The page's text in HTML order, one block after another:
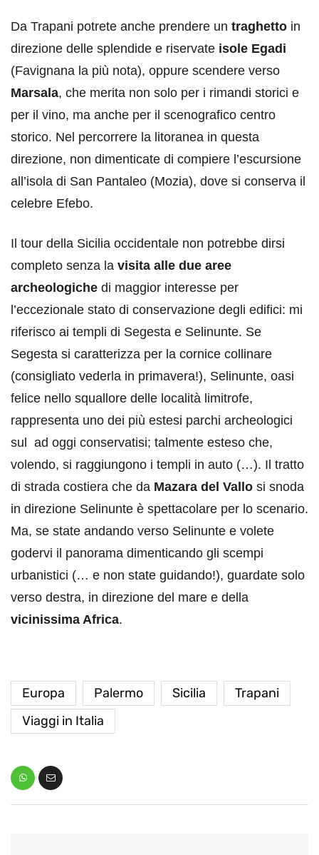
Da Trapani potrete anche prendere un traghetto in
direzione delle splendide e riservate isole Egadi
(Favignana la più nota), oppure scendere verso
Marsala, che merita non solo per i rimandi storici e
per il vino, ma anche per il scenografico centro
storico. Nel percorrere la litoranea in questa
direzione, non dimenticate di compiere l’escursione
all’isola di San Pantaleo (Mozia), dove si conserva il
celebre Efebo.
Il tour della Sicilia occidentale non potrebbe dirsi
completo senza la visita alle due aree
archeologiche di maggior interesse per
l’eccezionale stato di conservazione degli edifici: mi
riferisco ai templi di Segesta e Selinunte. Se
Segesta si caratterizza per la cornice collinare
(consigliato vederla in primavera!), Selinunte, oasi
felice nello squallore delle località limitrofe,
rappresenta uno dei più estesi parchi archeologici
sul ad oggi conservatisi; talmente esteso che,
volendo, si raggiungono i templi in auto (…). Il tratto
di strada costiera che da Mazara del Vallo si snoda
in direzione Selinunte è spettacolare per lo scenario.
Ma, se state andando verso Selinunte e volete
godervi il panorama dimenticando gli scempi
urbanistici (… e non state guidando!), guardate solo
verso destra, in direzione del mare e della
vicinissima Africa.
Europa Palermo Sicilia
Trapani
Viaggi in Italia